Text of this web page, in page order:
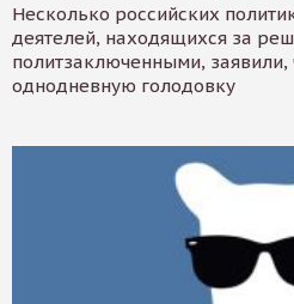
Несколько российских
деятелей, находящихся за
политзаключенными, заявили,
однодневную голодовку